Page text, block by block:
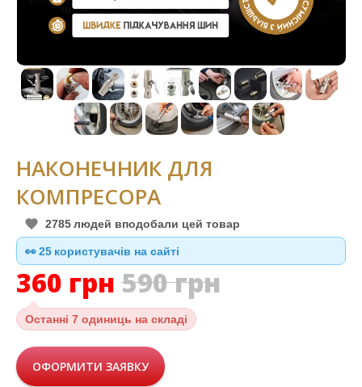
НАКОНЕЧНИК ДЛЯ
КОМПРЕСОРА
2785 людей вподобали цей товар
👀24 користувачів на сайті
360 грн 590грн
Останні 7 одиниць на складі
ОФОРМИТИ ЗАЯВКУ